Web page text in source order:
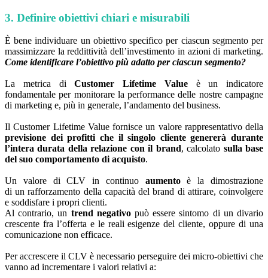
3. Definire obiettivi chiari e misurabili
È bene individuare un obiettivo specifico per ciascun segmento per
massimizzare la reddittività dell’investimento in azioni di marketing.
Come identificare l’obiettivo più adatto per ciascun segmento?
La metrica diCustomer Lifetime Valueè un indicatore
fondamentale per monitorare la performance delle nostre campagne
di marketing e, più in generale, l’andamento del business.
Il Customer Lifetime Value fornisce un valore rappresentativo della
previsione dei profitti che il singolo cliente genererà durante
l’intera durata della relazione con il brand, calcolato sulla base
del suo comportamento di acquisto.
Un valore di CLV in continuo aumentoè la dimostrazione
di un rafforzamento della capacità del brand di attirare, coinvolgere
e soddisfare i propri clienti.
Al contrario, un trend negativopuò essere sintomo di un divario
crescente fra l’offerta e le reali esigenze del cliente, oppure di una
comunicazione non efficace.
Per accrescere il CLV è necessario perseguire dei micro-obiettivi che
vanno ad incrementare i valori relativi a: